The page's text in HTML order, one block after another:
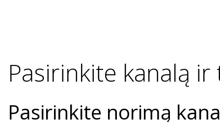
Pasirinkite kanalą
Pasirinkite norimą